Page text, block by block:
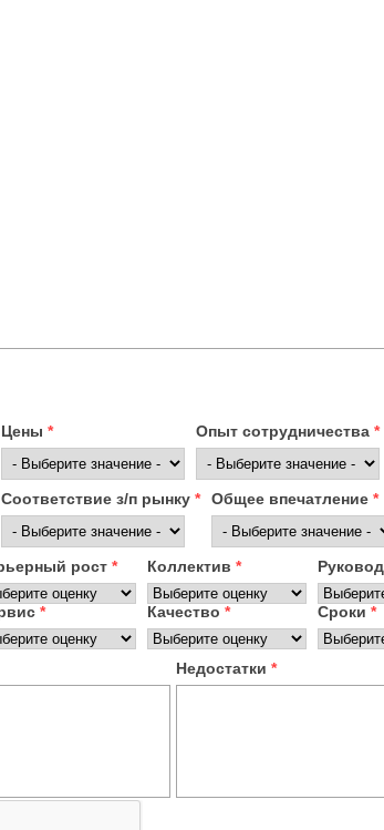
Цены * Опыт сотрудничества *
Соответствие з/п рынку * Общее впечатление *
рост * Коллектив *
* Качество * Сроки *
Недостатки *